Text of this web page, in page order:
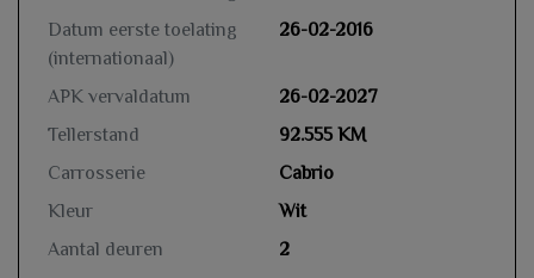
Datum eerste toelating
(internationaal)
26-02-2016
APK vervaldatum
26-02-2027
Tellerstand
92.555 KM
Carrosserie
Cabrio
Kleur
Wit
Aantal deuren
2